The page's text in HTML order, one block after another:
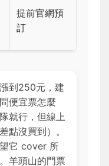
提前官網預
訂
到250元，建
便宜票怎麼
就行，但線上
點沒買到）。
它 cover 所
羊頭山的門票